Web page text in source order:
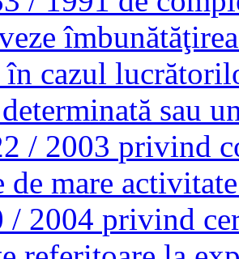
în cazul
sau
/ 2003 privind
de mare
/ 2004 privind